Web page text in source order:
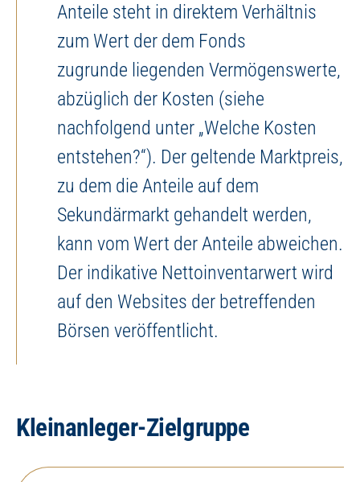
Anteile steht in direktem Verhältnis
zum Wert der dem Fonds
zugrunde liegenden Vermögenswerte,
abzüglich der Kosten (siehe
nachfolgend unter „Welche Kosten
entstehen?“). Der geltende Marktpreis,
zu dem die Anteile auf dem
Sekundärmarkt gehandelt werden,
kann vom Wert der Anteile abweichen.
Der indikative Nettoinventarwert wird
auf den Websites der betreffenden
Börsen veröffentlicht.
Kleinanleger-Zielgruppe